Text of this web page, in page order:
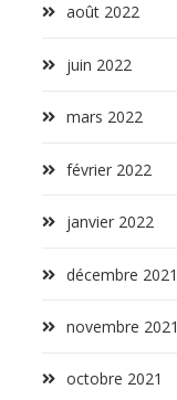
août 2022
juin 2022
mars 2022
février 2022
janvier 2022
décembre 2021
novembre 2021
octobre 2021